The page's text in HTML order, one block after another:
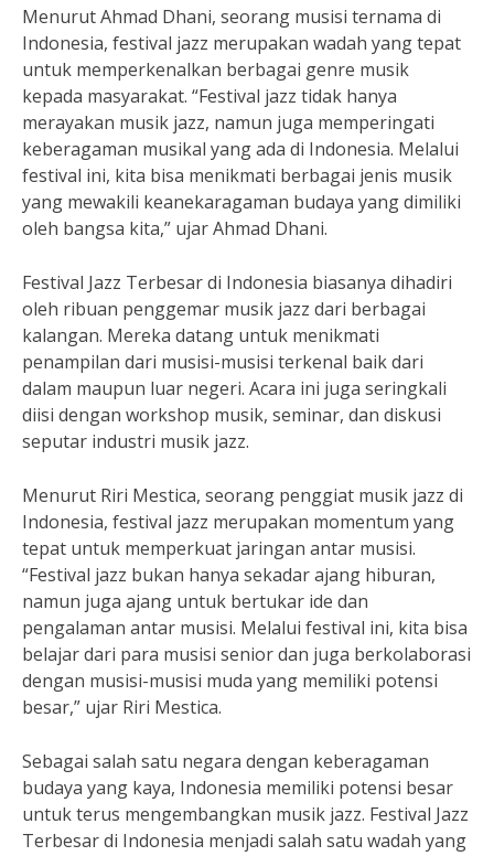
Menurut Ahmad Dhani, seorang musisi ternama di
Indonesia, festival jazz merupakan wadah yang tepat
untuk memperkenalkan berbagai genre musik
kepada masyarakat. “Festival jazz tidak hanya
merayakan musik jazz, namun juga memperingati
keberagaman musikal yang ada di Indonesia. Melalui
festival ini, kita bisa menikmati berbagai jenis musik
yang mewakili keanekaragaman budaya yang dimiliki
oleh bangsa kita,” ujar Ahmad Dhani.
Festival Jazz Terbesar di Indonesia biasanya dihadiri
oleh ribuan penggemar musik jazz dari berbagai
kalangan. Mereka datang untuk menikmati
penampilan dari musisi-musisi terkenal baik dari
dalam maupun luar negeri. Acara ini juga seringkali
diisi dengan workshop musik, seminar, dan diskusi
seputar industri musik jazz.
Menurut Riri Mestica, seorang penggiat musik jazz di
Indonesia, festival jazz merupakan momentum yang
tepat untuk memperkuat jaringan antar musisi.
“Festival jazz bukan hanya sekadar ajang hiburan,
namun juga ajang untuk bertukar ide dan
pengalaman antar musisi. Melalui festival ini, kita bisa
belajar dari para musisi senior dan juga berkolaborasi
dengan musisi-musisi muda yang memiliki potensi
besar,” ujar Riri Mestica.
Sebagai salah satu negara dengan keberagaman
budaya yang kaya, Indonesia memiliki potensi besar
untuk terus mengembangkan musik jazz. Festival Jazz
Terbesar di Indonesia menjadi salah satu wadah yang